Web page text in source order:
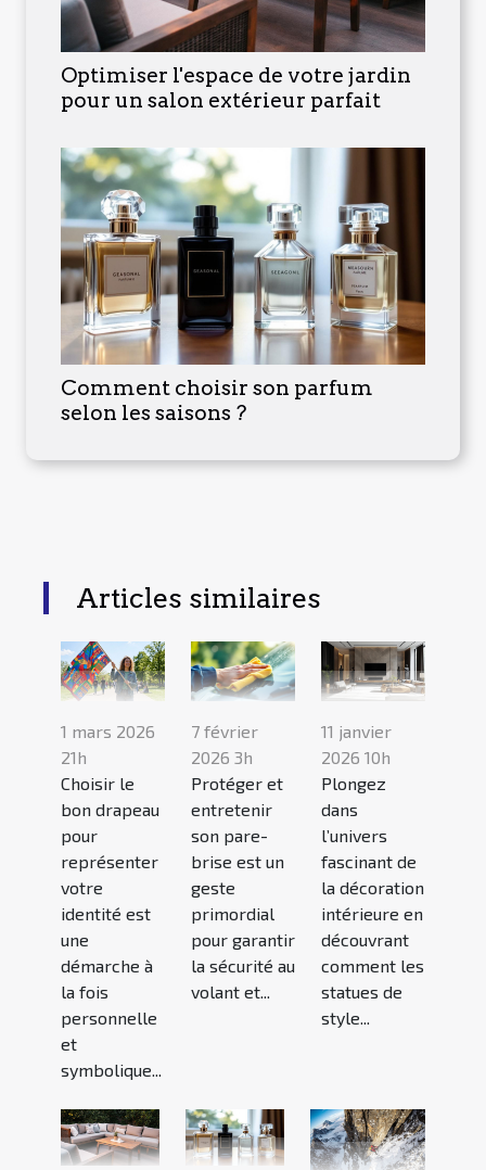
Optimiser l'espace de votre jardin
pour un salon extérieur parfait
Comment choisir son parfum
selon les saisons ?
Articles similaires
1 mars 2026
21h
Choisir le
bon drapeau
pour
représenter
votre
identité est
une
démarche à
la fois
personnelle
et
symbolique...
7 février
2026 3h
Protéger et
entretenir
son pare-
brise est un
geste
primordial
pour garantir
la sécurité au
volant et...
11 janvier
2026 10h
Plongez
dans
l’univers
fascinant de
la décoration
intérieure en
découvrant
comment les
statues de
style...